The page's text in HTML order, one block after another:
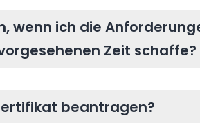
wenn ich die
Zeit schaffe?
beantragen?